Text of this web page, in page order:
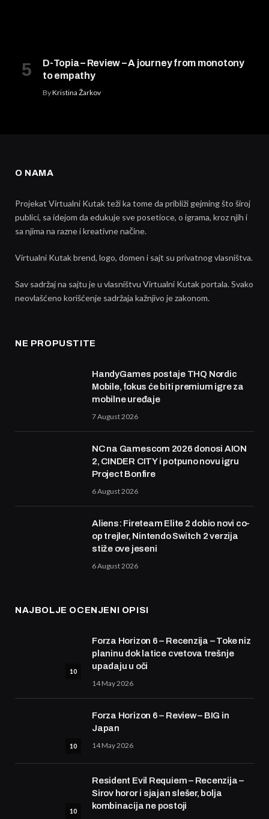
D-Topia – Review – A journey from monotony
to empathy
ByKristina Žarkov
O NAMA
Projekat Virtualni Kutak teži ka tome da približi gejming što široj
publici, sa idejom da edukuje sve posetioce, o igrama, kroz njih i
sa njima na razne i kreativne načine.
Virtualni Kutak brend, logo, domen i sajt su privatnog vlasništva.
Sav sadržaj na sajtu je u vlasništvu Virtualni Kutak portala. Svako
neovlašćeno korišćenje sadržaja kažnjivo je zakonom.
NE PROPUSTITE
HandyGames postaje THQ Nordic
Mobile, fokus će biti premium igre za
mobilne uređaje
7 August 2026
NC na Gamescom 2026 donosi AION
2, CINDER CITY i potpuno novu igru
Project Bonfire
6 August 2026
Aliens: Fireteam Elite 2 dobio novi co-
op trejler, Nintendo Switch 2 verzija
stiže ove jeseni
6 August 2026
NAJBOLJE OCENJENI OPISI
10
Forza Horizon 6 – Recenzija – Toke niz
planinu dok latice cvetova trešnje
upadaju u oči
14 May 2026
10
Forza Horizon 6 – Review – BIG in
Japan
14 May 2026
10
Resident Evil Requiem – Recenzija –
Sirov horor i sjajan slešer, bolja
kombinacija ne postoji